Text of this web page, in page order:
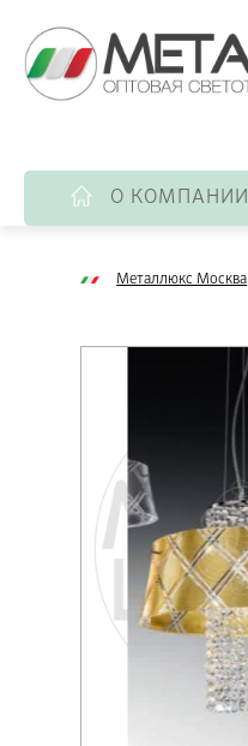
О КОМПАНИИ
Металлюкс Москва